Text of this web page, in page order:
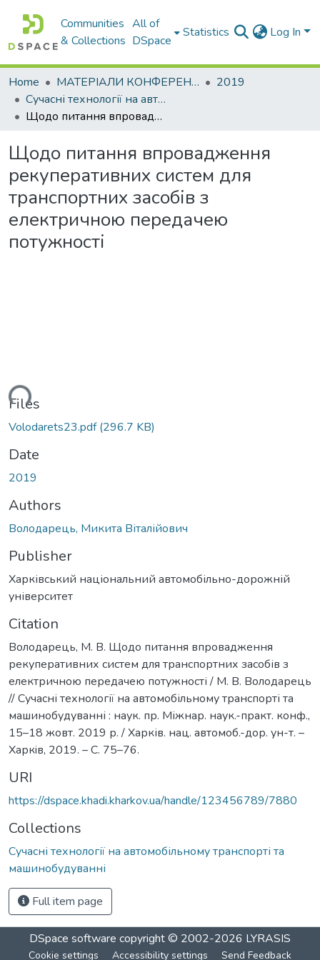
Communities
& Collections
All of
DSpace
Statistics Log In
Home МАТЕРІАЛИ КОНФЕРЕНЦІЙ
2019
Сучасні технології на автомобільному транспорті та машинобудуванні
Щодо питання впровадження рекуперативних систем для транспортних засобів з електричною передачею потужності
Щодо питання впровадження
рекуперативних систем для
транспортних засобів з
електричною передачею
потужності
Files
Volodarets23.pdf(296.7 KB)
Date
2019
Authors
Володарець, Микита Віталійович
Publisher
Харківський національний автомобільно-дорожній
університет
Citation
Володарець, М. В. Щодо питання впровадження
рекуперативних систем для транспортних засобів з
електричною передачею потужності / М. В. Володарець
// Сучасні технології на автомобільному транспорті та
машинобудуванні : наук. пр. Міжнар. наук.-практ. конф.,
15–18 жовт. 2019 р. / Харків. нац. автомоб.-дор. ун-т. –
Харкiв, 2019. – С. 75–76.
URI
https://dspace.khadi.kharkov.ua/handle/123456789/7880
Collections
Сучасні технології на автомобільному транспорті та
машинобудуванні
Full item page
DSpace software copyright © 2002-2026 LYRASIS
Cookie settings Accessibility settings Send Feedback